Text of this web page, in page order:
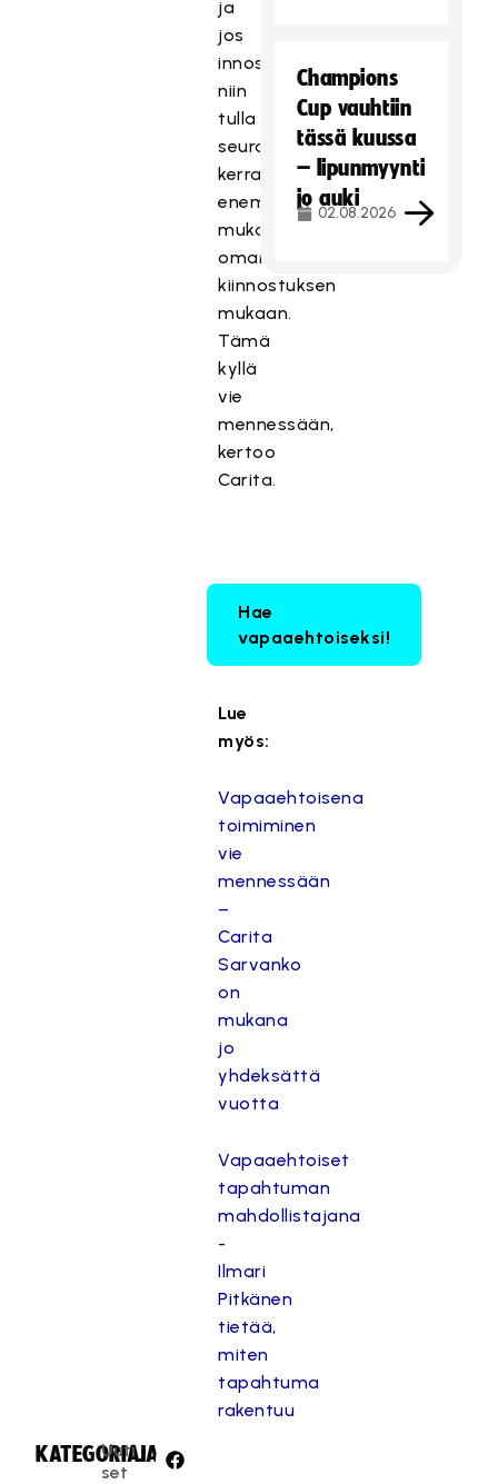
ja
jos
innostuu
niin
tulla
seuraavalla
kerralla
enemmän
mukaan
oman
kiinnostuksen
mukaan.
Tämä
kyllä
vie
mennessään,
kertoo
Carita.
Hae
vapaaehtoiseksi!
Lue
myös:
Vapaaehtoisena
toimiminen
vie
mennessään
–
Carita
Sarvanko
on
mukana
jo
yhdeksättä
vuotta
Vapaaehtoiset
tapahtuman
mahdollistajana
-
Ilmari
Pitkänen
tietää,
miten
tapahtuma
rakentuu
KATEGORIA:
Uuti
set
JAA:
Champions
Cup vauhtiin
tässä kuussa
– lipunmyynti
jo auki
02.08.2026